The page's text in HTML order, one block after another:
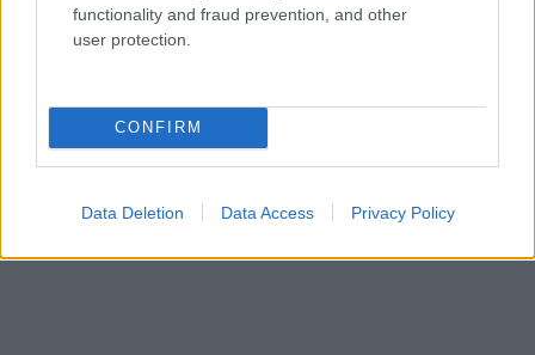
functionality and fraud prevention, and other
user protection.
CONFIRM
Data Deletion Data Access Privacy Policy